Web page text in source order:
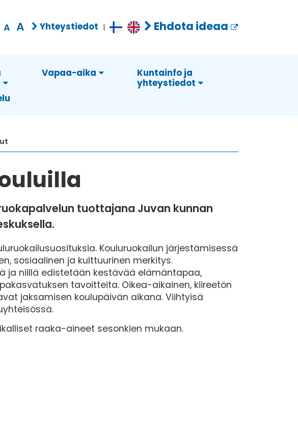
A A Yhteystiedot | Ehdota ideaa
Vapaa-aika
Kuntainfo ja
yhteystiedot
tuottajana Juvan kunnan
Kouluruokailun järjestämisessä
sosiaalinen ja kulttuurinen merkitys.
ja niillä edistetään kestävää elämäntapaa,
tavoitteita. Oikea-aikainen, kiireetön
jaksamisen koulupäivän aikana. Viihtyisä
raaka-aineet sesonkien mukaan.